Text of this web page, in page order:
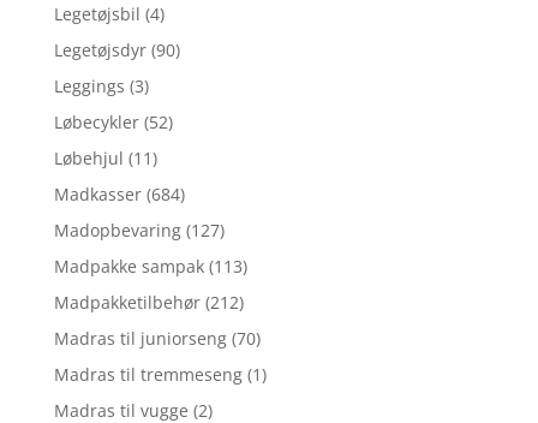
Legetøjsbil (4)
Legetøjsdyr (90)
Leggings (3)
Løbecykler (52)
Løbehjul (11)
Madkasser (684)
Madopbevaring (127)
Madpakke sampak (113)
Madpakketilbehør (212)
Madras til juniorseng (70)
Madras til tremmeseng (1)
Madras til vugge (2)